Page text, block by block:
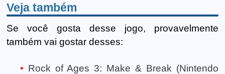
Veja também
Se você gosta desse jogo, provavelmente
também vai gostar desses:
Rock of Ages 3: Make & Break (Nintendo